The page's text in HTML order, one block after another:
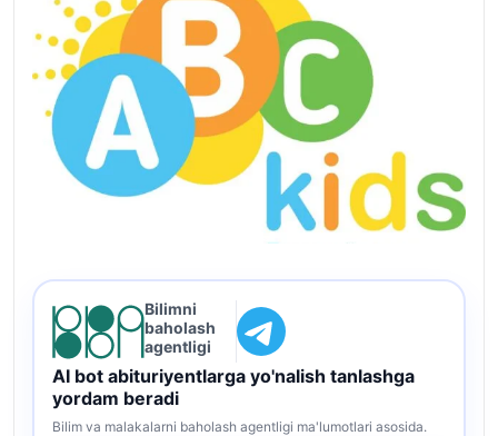
Bilimni
baholash
agentligi
AI bot abituriyentlarga yo'nalish tanlashga
yordam beradi
Bilim va malakalarni baholash agentligi ma'lumotlari asosida.